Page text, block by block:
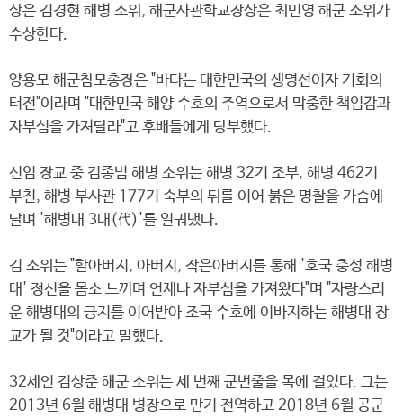
상은 김경현 해병 소위, 해군사관학교장상은 최민영 해군 소위가
수상한다.
양용모 해군참모총장은 "바다는 대한민국의 생명선이자 기회의
터전"이라며 "대한민국 해양 수호의 주역으로서 막중한 책임감과
자부심을 가져달라"고 후배들에게 당부했다.
신임 장교 중 김종범 해병 소위는 해병 32기 조부, 해병 462기
부친, 해병 부사관 177기 숙부의 뒤를 이어 붉은 명찰을 가슴에
달며 '해병대 3대(代)'를 일궈냈다.
김 소위는 "할아버지, 아버지, 작은아버지를 통해 '호국 충성 해병
대' 정신을 몸소 느끼며 언제나 자부심을 가져왔다"며 "자랑스러
운 해병대의 긍지를 이어받아 조국 수호에 이바지하는 해병대 장
교가 될 것"이라고 말했다.
32세인 김상준 해군 소위는 세 번째 군번줄을 목에 걸었다. 그는
2013년 6월 해병대 병장으로 만기 전역하고 2018년 6월 공군